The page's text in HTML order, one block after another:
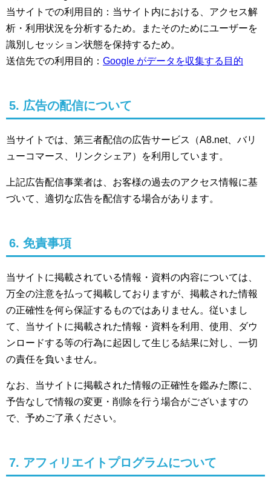
当サイトでの利用目的：当サイト内における、アクセス解
析・利用状況を分析するため。またそのためにユーザーを
識別しセッション状態を保持するため。
送信先での利用目的： Google がデータを収集する目的
5. 広告の配信について
当サイトでは、第三者配信の広告サービス（A8.net、バリ
ューコマース、リンクシェア）を利用しています。
上記広告配信事業者は、お客様の過去のアクセス情報に基
づいて、適切な広告を配信する場合があります。
6. 免責事項
当サイトに掲載されている情報・資料の内容については、
万全の注意を払って掲載しておりますが、掲載された情報
の正確性を何ら保証するものではありません。従いまし
て、当サイトに掲載された情報・資料を利用、使用、ダウ
ンロードする等の行為に起因して生じる結果に対し、一切
の責任を負いません。
なお、当サイトに掲載された情報の正確性を鑑みた際に、
予告なしで情報の変更・削除を行う場合がございますの
で、予めご了承ください。
7. アフィリエイトプログラムについて